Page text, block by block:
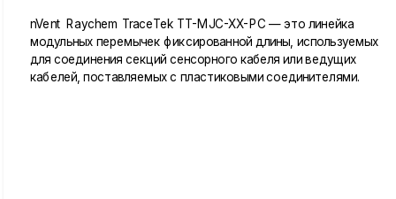
nVent Raychem TraceTek TT-MJC-XX-PC — это линейка
модульных перемычек фиксированной длины, используемых
для соединения секций сенсорного кабеля или ведущих
кабелей, поставляемых с пластиковыми соединителями.